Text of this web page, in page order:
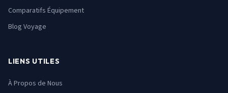
Comparatifs Équipement
Blog Voyage
LIENS UTILES
À Propos de Nous